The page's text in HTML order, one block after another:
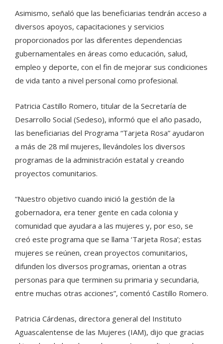
Asimismo, señaló que las beneficiarias tendrán acceso a
diversos apoyos, capacitaciones y servicios
proporcionados por las diferentes dependencias
gubernamentales en áreas como educación, salud,
empleo y deporte, con el fin de mejorar sus condiciones
de vida tanto a nivel personal como profesional.
Patricia Castillo Romero, titular de la Secretaría de
Desarrollo Social (Sedeso), informó que el año pasado,
las beneficiarias del Programa “Tarjeta Rosa” ayudaron
a más de 28 mil mujeres, llevándoles los diversos
programas de la administración estatal y creando
proyectos comunitarios.
“Nuestro objetivo cuando inició la gestión de la
gobernadora, era tener gente en cada colonia y
comunidad que ayudara a las mujeres y, por eso, se
creó este programa que se llama ‘Tarjeta Rosa’; estas
mujeres se reúnen, crean proyectos comunitarios,
difunden los diversos programas, orientan a otras
personas para que terminen su primaria y secundaria,
entre muchas otras acciones”, comentó Castillo Romero.
Patricia Cárdenas, directora general del Instituto
Aguascalentense de las Mujeres (IAM), dijo que gracias